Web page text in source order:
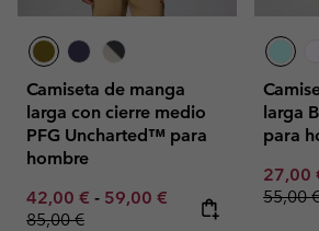
Camiseta de manga
larga con cierre medio
PFG Uncharted™ para
hombre
Minimum sale price:
42,00 € - Maximum sale price:
59,00 € Regular price:
85,00 €
larga
para
27,00
55,00